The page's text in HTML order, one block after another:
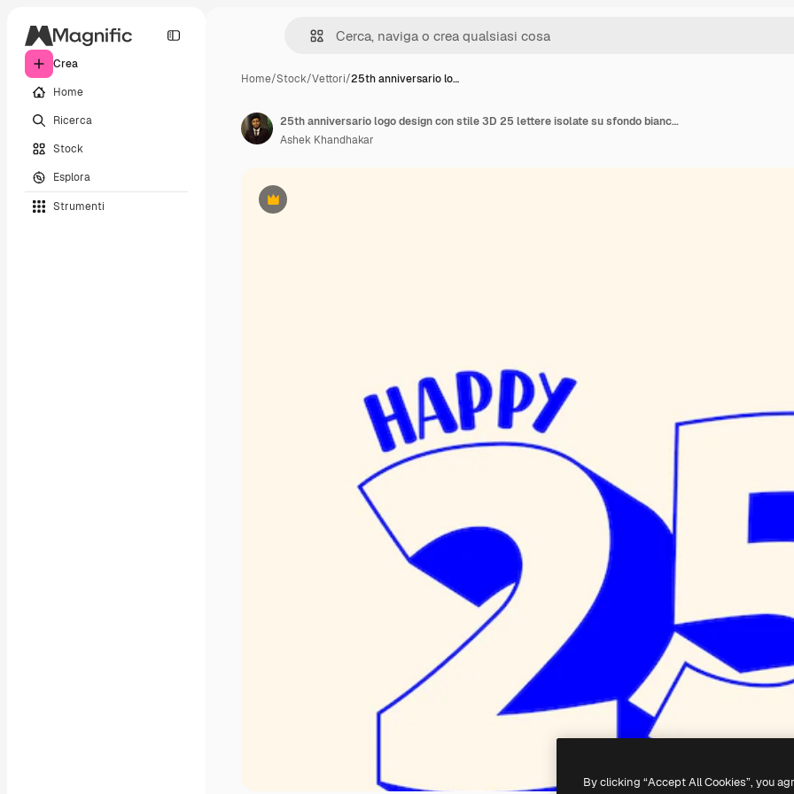
Crea
Home
Ricerca
Stock
Esplora
Strumenti
Home/Stock/Vettori/25th anniversario lo…
Premium
25th anniversario logo design con stile 3D 25 lettere isolate su sfondo bianco 25 anni
Ashek Khandhakar
By clicking “Accept All Cookies”, you